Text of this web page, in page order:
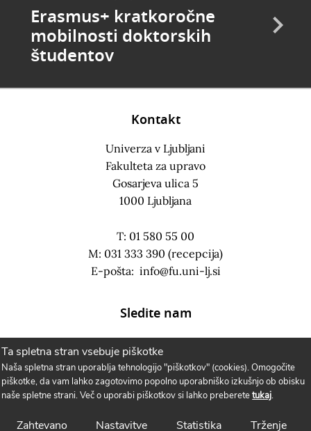
Ta spletna stran vsebuje piškotke
Naša spletna stran uporablja tehnologijo "piškotkov" (cookies). Omogočite
piškotke, da vam lahko zagotovimo popolno uporabniško izkušnjo ob obisku
naše spletne strani. Več o uporabi piškotkov si lahko preberetetukaj.
Zahtevano Nastavitve Statistika Trženje
Erasmus+ kratkoročne
mobilnosti doktorskih
študentov
Kontakt
Univerza v Ljubljani
Fakulteta za upravo
Gosarjeva ulica 5
1000 Ljubljana
T: 01 580 55 00
M: 031 333 390 (recepcija)
E-pošta: info@fu.uni-lj.si
Sledite nam